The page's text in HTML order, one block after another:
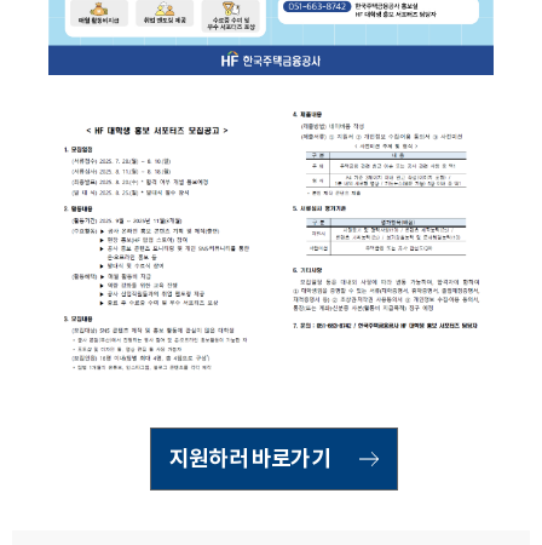
지원하러 바로가기